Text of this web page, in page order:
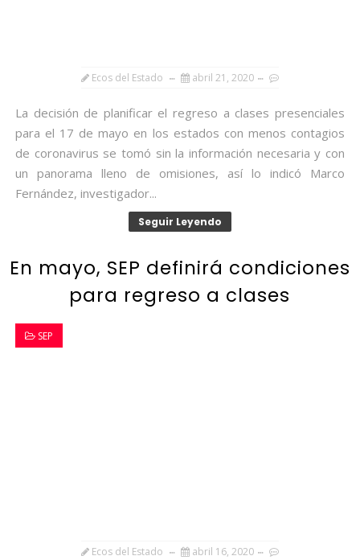
Ecos del Estado abril 21, 2020
La decisión de planificar el regreso a clases presenciales
para el 17 de mayo en los estados con menos contagios
de coronavirus se tomó sin la información necesaria y con
un panorama lleno de omisiones, así lo indicó Marco
Fernández, investigador...
Seguir Leyendo
En mayo, SEP definirá condiciones
para regreso a clases
SEP
Ecos del Estado abril 16, 2020